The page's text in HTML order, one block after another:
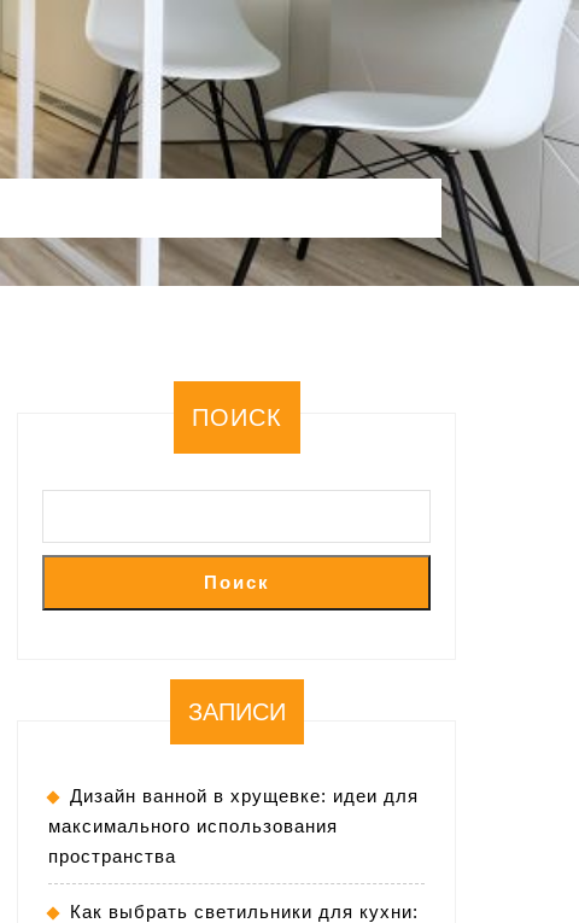
ПОИСК
Поиск
ЗАПИСИ
Дизайн ванной в хрущевке: идеи для
максимального использования
пространства
Как выбрать светильники для кухни: